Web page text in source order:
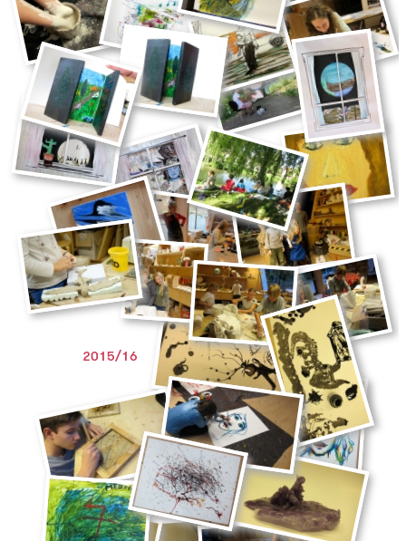
2015/16